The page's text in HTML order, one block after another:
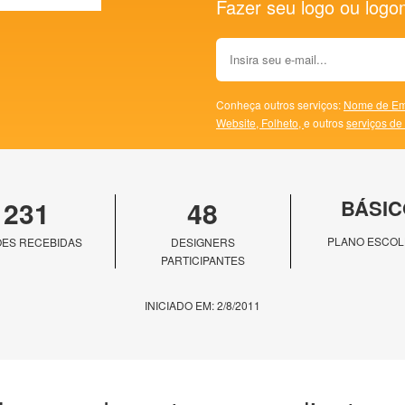
Fazer seu logo ou
Conheça outros serviços: Nome de
Website, Folheto, e outrosserviços
231
RECEBIDAS
48
DESIGNERS
PARTICIPANTES
PLANO
INICIADO EM: 2/8/2011